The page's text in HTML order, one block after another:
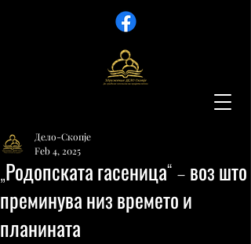
„Родопската гасеница“ – воз што
преминува низ времето и
планината
Дело-Скопје
Feb 4, 2025